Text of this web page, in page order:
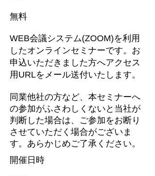
無料
WEB会議システム(ZOOM)を利用
したオンラインセミナーです。 お
申込いただきました方へアクセス
用URLをメール送付いたします。
同業他社の方など、本セミナーへ
の参加がふさわしくないと当社が
判断した場合は、ご参加をお断り
させていただく場合がございま
す。あらかじめご了承ください。
開催日時